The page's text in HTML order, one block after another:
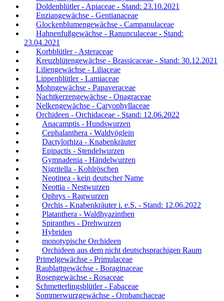
Doldenblütler - Apiaceae - Stand: 23.10.2021
Enziangewächse - Gentianaceae
Glockenblumengewächse - Campanulaceae
Hahnenfußgewächse - Ranunculaceae - Stand:
23.04.2021
Korbblütler - Asteraceae
Kreuzblütengewächse - Brassicaceae - Stand: 30.12.2021
Liliengewächse - Liliaceae
Lippenblütler - Lamiaceae
Mohngewächse - Papaveraceae
Nachtkerzengewächse - Onagraceae
Nelkengewächse - Caryophyllaceae
Orchideen - Orchidaceae - Stand: 12.06.2022
Anacamptis - Hundswurzen
Cephalanthera - Waldvöglein
Dactylorhiza - Knabenkräuter
Epipactis - Stendelwurzen
Gymnadenia - Händelwurzen
Nigritella - Kohlröschen
Neotinea - kein deutscher Name
Neottia - Nestwurzen
Ophrys - Ragwurzen
Orchis - Knabenkräuter i. e.S. - Stand: 12.06.2022
Platanthera - Waldhyazinthen
Spiranthes - Drehwurzen
Hybriden
monotypische Orchideen
Orchideen aus dem nicht deutschsprachigen Raum
Primelgewächse - Primulaceae
Raublattgewächse - Boraginaceae
Rosengewächse - Rosaceae
Schmetterlingsblütler - Fabaceae
Sommerwurzgewächse - Orobanchaceae